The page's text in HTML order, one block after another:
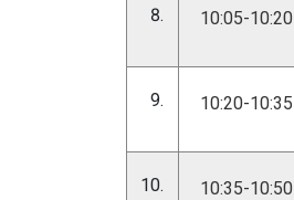
10:05-10:20
10:20-10:35
10:35-10:50